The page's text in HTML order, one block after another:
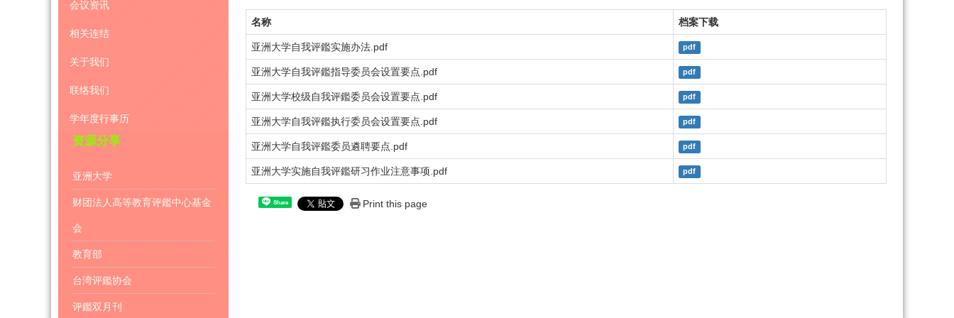
会议资讯
相关连结
关于我们
联络我们
学年度行事历
资源分享
亚洲大学
财团法人高等教育评鑑中心基金
会
教育部
台湾评鑑协会
评鑑双月刊
名称 档案下载
亚洲大学自我评鑑实施办法.pdf pdf
亚洲大学自我评鑑指导委员会设置要点.pdf pdf
亚洲大学校级自我评鑑委员会设置要点.pdf pdf
亚洲大学自我评鑑执行委员会设置要点.pdf pdf
亚洲大学自我评鑑委员遴聘要点.pdf pdf
亚洲大学实施自我评鑑研习作业注意事项.pdf pdf
Share Print this page